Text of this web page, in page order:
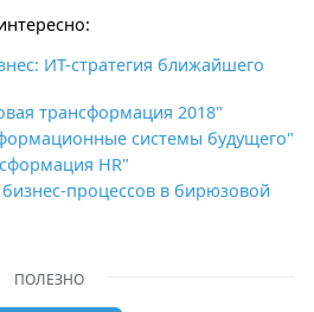
:
ИТ-стратегия ближайшего
трансформация 2018"
системы будущего"
HR"
процессов в бирюзовой
ПОЛЕЗНО